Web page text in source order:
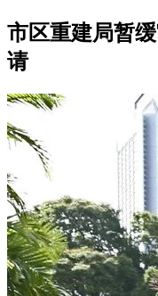
市区重建局暂
请